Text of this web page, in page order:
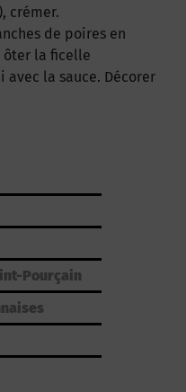
crémer.
de poires en
ôter la ficelle
la sauce. Décorer
Pourçain